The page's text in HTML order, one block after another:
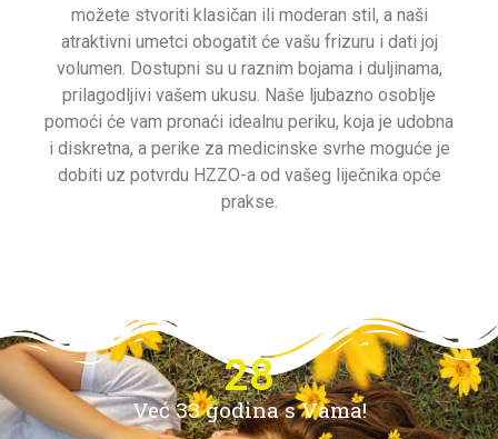
možete stvoriti klasičan ili moderan stil, a naši
atraktivni umetci obogatit će vašu frizuru i dati joj
volumen. Dostupni su u raznim bojama i duljinama,
prilagodljivi vašem ukusu. Naše ljubazno osoblje
pomoći će vam pronaći idealnu periku, koja je udobna
i diskretna, a perike za medicinske svrhe moguće je
dobiti uz potvrdu HZZO-a od vašeg liječnika opće
prakse.
Već 33 godina s Vama!
32